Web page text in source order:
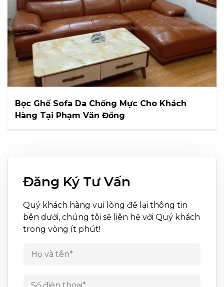
Bọc Ghế Sofa Da Chống Mực Cho Khách
Hàng Tại Phạm Văn Đồng
Đăng Ký Tư Vấn
Quý khách hàng vui lòng để lại thông tin
bên dưới, chúng tôi sẽ liên hệ với Quý khách
trong vòng ít phút!